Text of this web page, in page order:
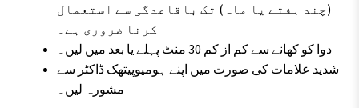
(چند ہفتے یا ماہ) تک باقاعدگی سے استعمال
کرنا ضروری ہے۔
دوا کو کھانے سے کم از کم 30 منٹ پہلے یا بعد میں لیں۔
شدید علامات کی صورت میں اپنے ہومیوپیتھک ڈاکٹر سے
مشورہ لیں۔